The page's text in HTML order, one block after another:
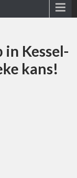
Kessel-
kans!